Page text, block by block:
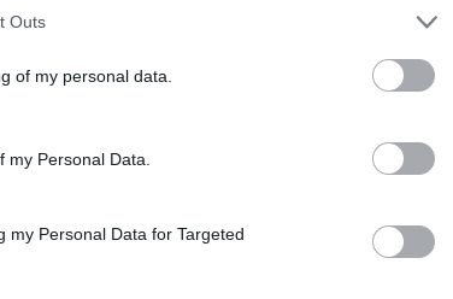
Outs
of my personal data.
Personal Data.
my Personal Data for Targeted
v období května až června.